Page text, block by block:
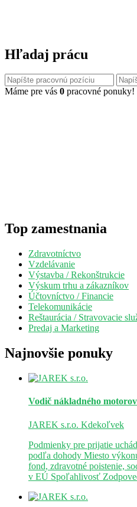
Hľadaj prácu
Máme pre vás 0 pracovné ponuky!
Top zamestnania
Zdravotníctvo
Vzdelávanie
Výstavba / Rekonštrukcie
Výskum trhu a zákazníkov
Účtovníctvo / Financie
Telekomunikácie
Reštaurácia / Stravovacie
Predaj a Marketing
Najnovšie ponuky
Vodič nákladného
JAREK s.r.o. Kdekoľvek
Podmienky pre prijatie
podľa dohody Miesto
fond, zdravotné poistenie,
v EÚ Spoľahlivosť